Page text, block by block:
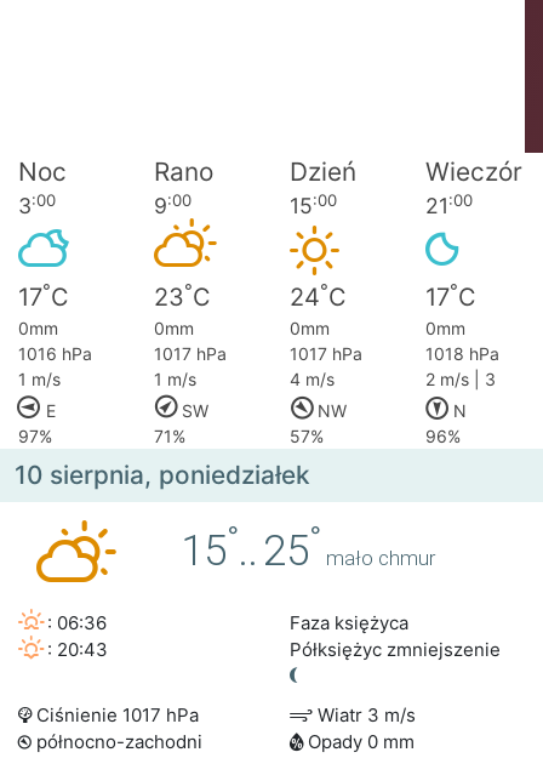
Noc Rano Dzień Wieczór
3:00 9:00 15:00 21:00
17°C 23°C 24°C 17°C
0mm 0mm 0mm
0mm
1016 hPa
1017 hPa 1017 hPa
1018 hPa
1 m/s
1 m/s 4 m/s
2 m/s | 3
E
SW NW
N
97%
71% 57% 96%
10 sierpnia, poniedziałek
15°.. 25°
mało chmur
: 06:36
: 20:43
Faza księżyca
Półksiężyc zmniejszenie
Ciśnienie 1017 hPa
Wiatr 3 m/s
północno-zachodni
Opady 0 mm